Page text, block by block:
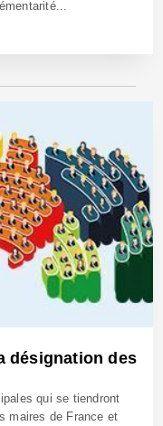
désignation des
qui se tiendront
maires de France et